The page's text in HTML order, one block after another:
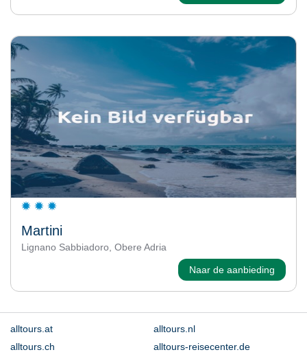
Martini
Lignano Sabbiadoro, Obere Adria
Naar de aanbieding
alltours.at
alltours.nl
alltours.ch
alltours-reisecenter.de